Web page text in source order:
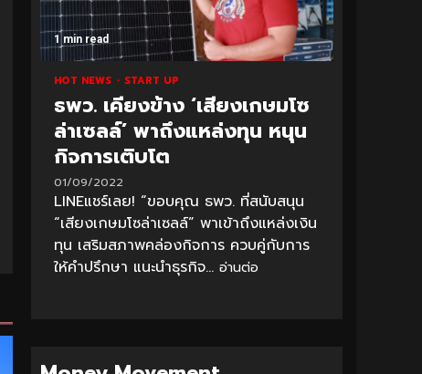
1 min read
HOT NEWS START UP
ธพว. เคียงข้าง ‘เสียงเกษมโซ
ล่าเซลล์’ พาถึงแหล่งทุน หนุน
กิจการเติบโต
01/09/2022
LINEแชร์เลย! “ขอบคุณ ธพว. ที่สนับสนุน
“เสียงเกษมโซล่าเซลล์” พาเข้าถึงแหล่งเงิน
ทุน เสริมสภาพคล่องกิจการ ควบคู่กับการ
ให้คำปรึกษา แนะนำธุรกิจ... อ่านต่อ